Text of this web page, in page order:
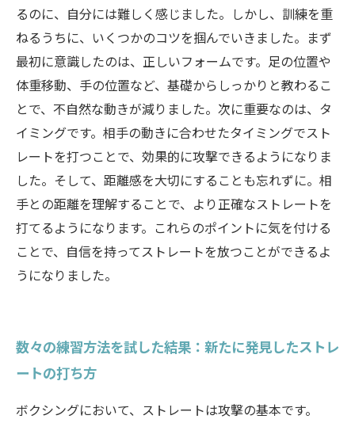
るのに、自分には難しく感じました。しかし、訓練を重
ねるうちに、いくつかのコツを掴んでいきました。まず
最初に意識したのは、正しいフォームです。足の位置や
体重移動、手の位置など、基礎からしっかりと教わるこ
とで、不自然な動きが減りました。次に重要なのは、タ
イミングです。相手の動きに合わせたタイミングでスト
レートを打つことで、効果的に攻撃できるようになりま
した。そして、距離感を大切にすることも忘れずに。相
手との距離を理解することで、より正確なストレートを
打てるようになります。これらのポイントに気を付ける
ことで、自信を持ってストレートを放つことができるよ
うになりました。
数々の練習方法を試した結果：新たに発見したストレ
ートの打ち方
ボクシングにおいて、ストレートは攻撃の基本です。